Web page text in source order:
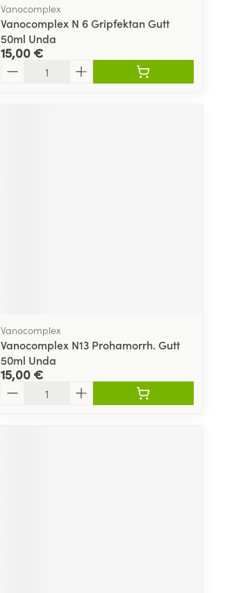
Vanocomplex
Vanocomplex N 6 Gripfektan Gutt
50ml Unda
15,00 €
Vanocomplex
Vanocomplex N13 Prohamorrh. Gutt
50ml Unda
15,00 €